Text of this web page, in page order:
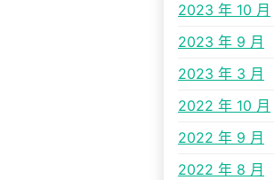
2023 年 10 月
2023 年 9 月
2023 年 3 月
2022 年 10 月
2022 年 9 月
2022 年 8 月